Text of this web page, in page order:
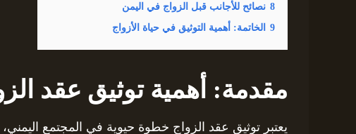
8 نصائح للأجانب قبل الزواج في اليمن
9
الخاتمة: أهمية التوثيق في حياة الأزواج
مقدمة: أهمية توثيق عقد
يعتبر توثيق عقد الزواج خطوة حيوية في المجتمع